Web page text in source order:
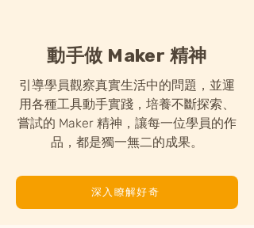
動手做 Maker 精神
引導學員觀察真實生活中的問題，並運
用各種工具動手實踐，培養不斷探索、
嘗試的 Maker 精神，讓每一位學員的作
品，都是獨一無二的成果。
深入瞭解好奇